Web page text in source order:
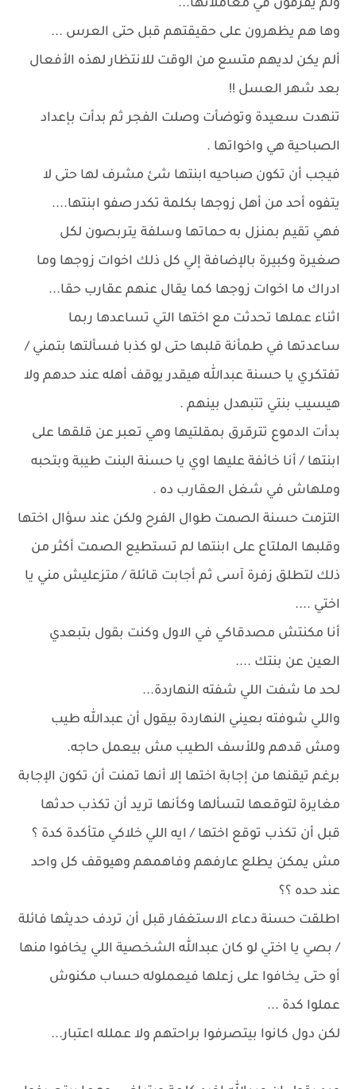
ولم يفرقون في معاملاتها...
وها هم يظهرون على حقيقتهم قبل حتى العرس ...
ألم يكن لديهم متسع من الوقت للانتظار لهذه الأفعال
بعد شهر العسل !!
تنهدت سعيدة وتوضأت وصلت الفجر ثم بدأت بإعداد
الصباحية هي واخواتها .
فيجب أن تكون صباحيه ابنتها شئ مشرف لها حتى لا
يتفوه أحد من أهل زوجها بكلمة تكدر صفو ابنتها....
فهي تقيم بمنزل به حماتها وسلفة يتربصون لكل
صغيرة وكبيرة بالإضافة إلي كل ذلك اخوات زوجها وما
ادراك ما اخوات زوجها كما يقال عنهم عقارب حقا...
اثناء عملها تحدثت مع اختها التي تساعدها ربما
ساعدتها في طمأنة قلبها حتى لو كذبا فسألتها بتمني /
تفتكري يا حسنة عبدالله هيقدر يوقف أهله عند حدهم ولا
هيسيب بنتي تتبهدل بينهم .
بدأت الدموع تترقرق بمقلتيها وهي تعبر عن قلقها على
ابنتها / أنا خائفة عليها اوي يا حسنة البنت طيبة وبتحبه
وملهاش في شغل العقارب ده .
التزمت حسنة الصمت طوال الفرح ولكن عند سؤال اختها
وقلبها الملتاع على ابنتها لم تستطيع الصمت أكثر من
ذلك لتطلق زفرة آسى ثم أجابت قائلة / متزعليش مني يا
اختي ....
أنا مكنتش مصدقاكي في الاول وكنت بقول بتبعدي
العين عن بنتك ....
لحد ما شفت اللي شفته النهاردة...
واللي شوفته بعيني النهاردة بيقول أن عبدالله طيب
ومش قدهم وللأسف الطيب مش بيعمل حاجه.
برغم تيقنها من إجابة اختها إلا أنها تمنت أن تكون الإجابة
مغايرة لتوقعها لتسألها وكأنها تريد أن تكذب حدثها
قبل أن تكذب توقع اختها / ايه اللي خلاكي متأكدة كدة ؟
مش يمكن يطلع عارفهم وفاهمهم وهيوقف كل واحد
عند حده ؟؟
اطلقت حسنة دعاء الاستغفار قبل أن تردف حديثها فائلة
/ بصي يا اختي لو كان عبدالله الشخصية اللي يخافوا منها
أو حتى يخافوا على زعلها فيعملوله حساب مكنوش
عملوا كدة ...
لكن دول كانوا بيتصرفوا براحتهم ولا عملله اعتبار...